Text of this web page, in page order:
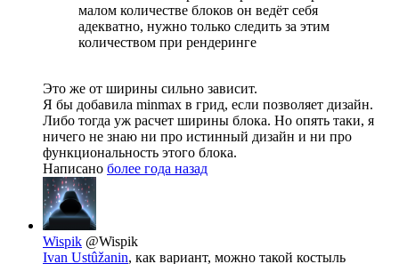
малом количестве блоков он ведёт себя
адекватно, нужно только следить за этим
количеством при рендеринге
Это же от ширины сильно зависит.
Я бы добавила minmax в грид, если позволяет дизайн.
Либо тогда уж расчет ширины блока. Но опять таки, я
ничего не знаю ни про истинный дизайн и ни про
функциональность этого блока.
Написано более года назад
Wispik @Wispik
Ivan Ustûžanin, как вариант, можно такой костыль